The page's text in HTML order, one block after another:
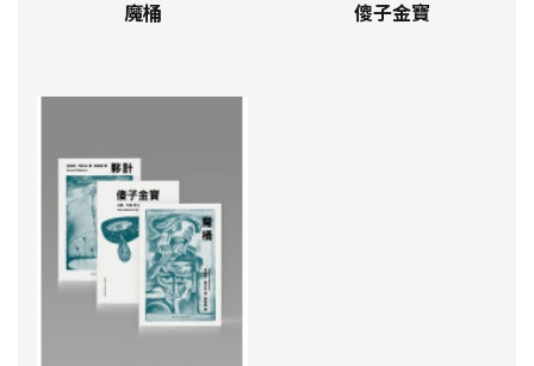
魔桶 傻子金寶